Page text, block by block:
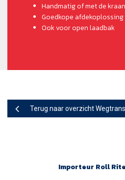
Handmatig of met de
Goedkope afdekoplossing
Ook voor open laadbak
Terug naar overzicht
Importeur Roll